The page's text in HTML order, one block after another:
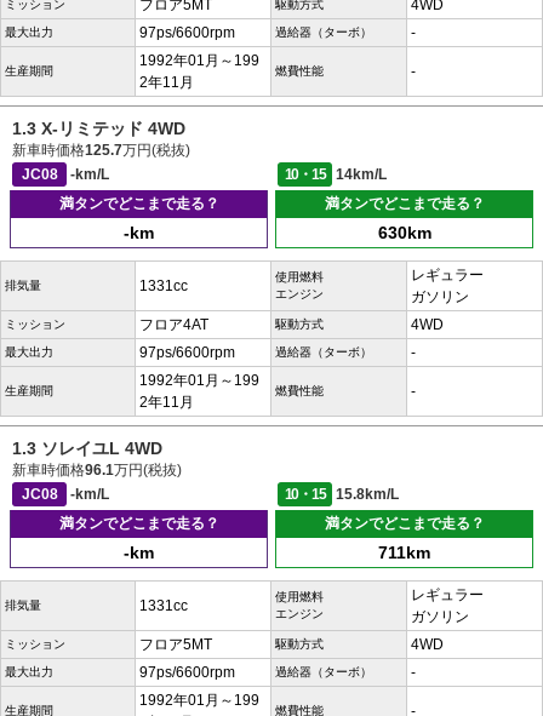
ミッション フロア5MT 駆動方式 4WD
最大出力 97ps/6600rpm 過給器（ターボ） -
生産期間
1992年01月～199
2年11月
燃費性能 -
1.3 X-リミテッド 4WD
新車時価格125.7万円(税抜)
JC08
-km/L 10・15
14km/L
満タンでどこまで走る？
-km
満タンでどこまで走る？
630km
排気量 1331cc
使用燃料
エンジン
レギュラー
ガソリン
ミッション フロア4AT 駆動方式 4WD
最大出力 97ps/6600rpm 過給器（ターボ） -
生産期間
1992年01月～199
2年11月
燃費性能 -
1.3 ソレイユL 4WD
新車時価格96.1万円(税抜)
JC08
-km/L 10・15
15.8km/L
満タンでどこまで走る？
-km
満タンでどこまで走る？
711km
排気量 1331cc
使用燃料
エンジン
レギュラー
ガソリン
ミッション フロア5MT 駆動方式 4WD
最大出力 97ps/6600rpm 過給器（ターボ） -
生産期間
1992年01月～199
燃費性能 -